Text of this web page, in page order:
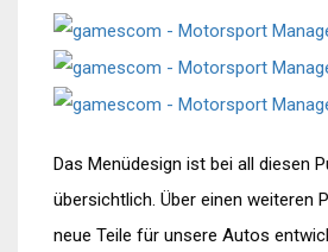
Das Menüdesign ist bei all diesen
übersichtlich. Über einen weiteren
neue Teile für unsere Autos